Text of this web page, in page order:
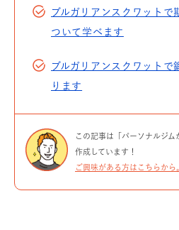
ブルガリアンスクワットで
ついて学べます
ブルガリアンスクワットで
ります
この記事は「パーソナルジ
作成しています！
ご興味がある方はこちらから